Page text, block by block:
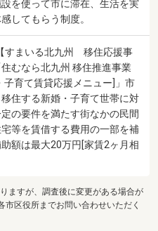
を使って市に滞在、生活を実
してもらう制度。
すまいる北九州 移住応援事
むなら北九州 移住推進事業
子育て賃貸応援メニュー]」市
住する新婚・子育て世帯に対
定の要件を満たす街なかの民間
等を賃借する費用の一部を補
額は最大20万円[家賃2ヶ月相
ますが、調査後に変更がある場合が
区役所までお問い合わせいただく